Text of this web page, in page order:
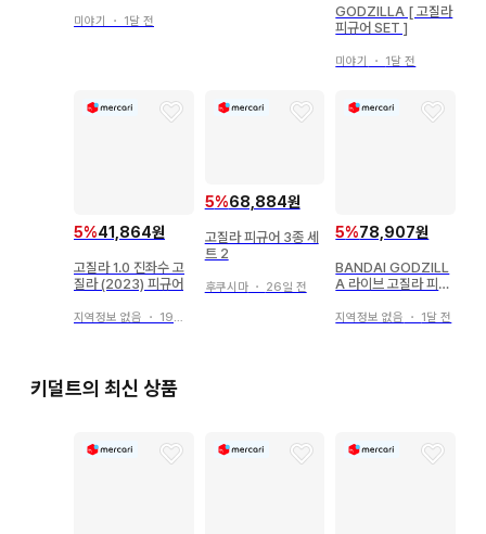
미야기 ・ 1달 전
GODZILLA [ 고질라
피규어 SET ]
미야기 ・ 1달 전
5%41,864원
고질라 1.0 진좌수 고
질라 (2023) 피규어
지역정보 없음 ・ 19일 전
5%68,884원
고질라 피규어 3종 세
트 2
후쿠시마・ 26일 전
5%78,907원
BANDAI GODZILL
A 라이브 고질라 피규
지역정보 없음 ・ 1달 전
키덜트의 최신 상품